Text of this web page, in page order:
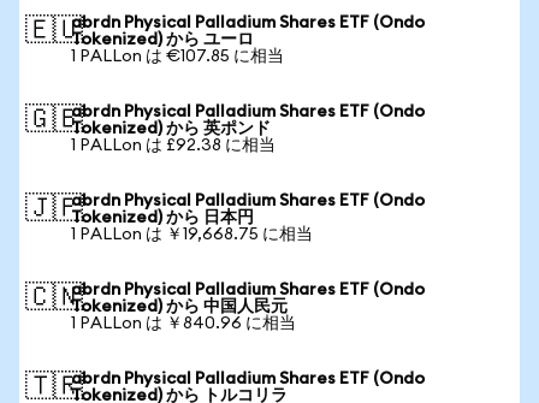
🇪🇺abrdn Physical Palladium Shares ETF (Ondo
Tokenized) から ユーロ
1 PALLon は €107.85 に相当
🇬🇧abrdn Physical Palladium Shares ETF (Ondo
Tokenized) から 英ポンド
1 PALLon は £92.38 に相当
🇯🇵abrdn Physical Palladium Shares ETF (Ondo
Tokenized) から 日本円
1 PALLon は ￥19,668.75 に相当
🇨🇳abrdn Physical Palladium Shares ETF (Ondo
Tokenized) から 中国人民元
1 PALLon は ￥840.96 に相当
🇹🇷abrdn Physical Palladium Shares ETF (Ondo
Tokenized) から トルコリラ